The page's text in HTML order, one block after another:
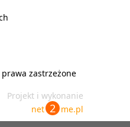
zastrzeżone
Projekt i wykonanie
net 2 me.pl